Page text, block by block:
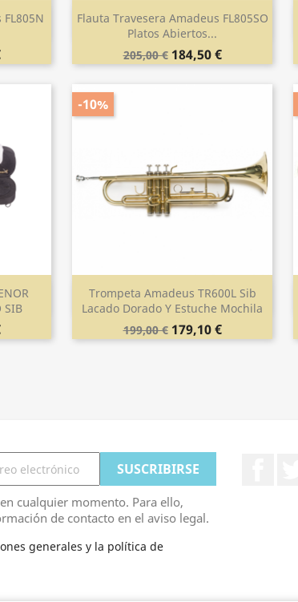
Flauta Travesera Amadeus FL805SO
Platos Abiertos...
205,00 € 184,50 €
Vista rápida
SIB
Trompeta Amadeus TR600L Sib
Lacado Dorado Y Estuche Mochila
199,00 € 179,10 €
-10%
 Vista rápida
cualquier momento. Para ello,
de contacto en el aviso legal.
generales y la política de